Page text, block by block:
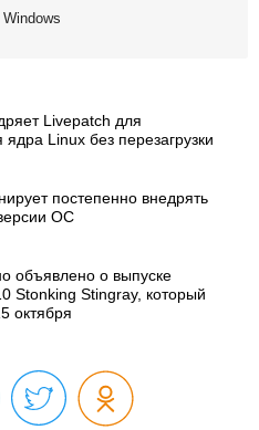
Livepatch для
Linux без перезагрузки
постепенно внедрять
ОС
объявлено о выпуске
Stonking Stingray, который
октября